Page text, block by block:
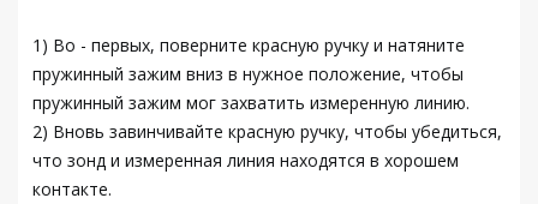
1) Во - первых, поверните красную ручку и натяните
пружинный зажим вниз в нужное положение, чтобы
пружинный зажим мог захватить измеренную линию.
2) Вновь завинчивайте красную ручку, чтобы убедиться,
что зонд и измеренная линия находятся в хорошем
контакте.